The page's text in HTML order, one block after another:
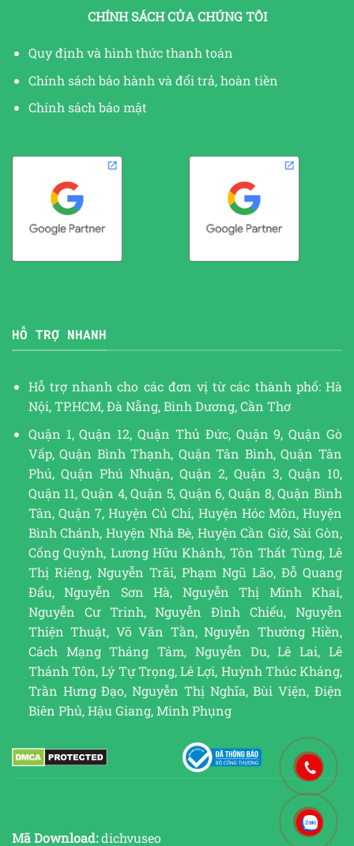
CHÍNH SÁCH CỦA CHÚNG TÔI
Quy định và hình thức thanh toán
Chính sách bảo hành và đổi trả, hoàn tiền
Chính sách bảo mật
HỖ TRỢ NHANH
Hỗ trợ nhanh cho các đơn vị từ các thành phố: Hà
Nội, TP.HCM, Đà Nẵng, Bình Dương, Cần Thơ
Quận 1, Quận 12, Quận Thủ Đức, Quận 9, Quận Gò
Vấp, Quận Bình Thạnh, Quận Tân Bình, Quận Tân
Phú, Quận Phú Nhuận, Quận 2, Quận 3, Quận 10,
Quận 11, Quận 4, Quận 5, Quận 6, Quận 8, Quận Bình
Tân, Quận 7, Huyện Củ Chi, Huyện Hóc Môn, Huyện
Bình Chánh, Huyện Nhà Bè, Huyện Cần Giờ, Sài Gòn,
Cống Quỳnh, Lương Hữu Khánh, Tôn Thất Tùng, Lê
Thị Riêng, Nguyễn Trãi, Phạm Ngũ Lão, Đỗ Quang
Đẩu, Nguyễn Sơn Hà, Nguyễn Thị Minh Khai,
Nguyễn Cư Trinh, Nguyễn Đình Chiểu, Nguyễn
Thiện Thuật, Võ Văn Tần, Nguyễn Thường Hiền,
Cách Mạng Tháng Tám, Nguyễn Du, Lê Lai, Lê
Thánh Tôn, Lý Tự Trọng, Lê Lợi, Huỳnh Thúc Kháng,
Trần Hưng Đạo, Nguyễn Thị Nghĩa, Bùi Viện, Điện
Biên Phủ, Hậu Giang, Minh Phụng
Mã Download:dichvuseo